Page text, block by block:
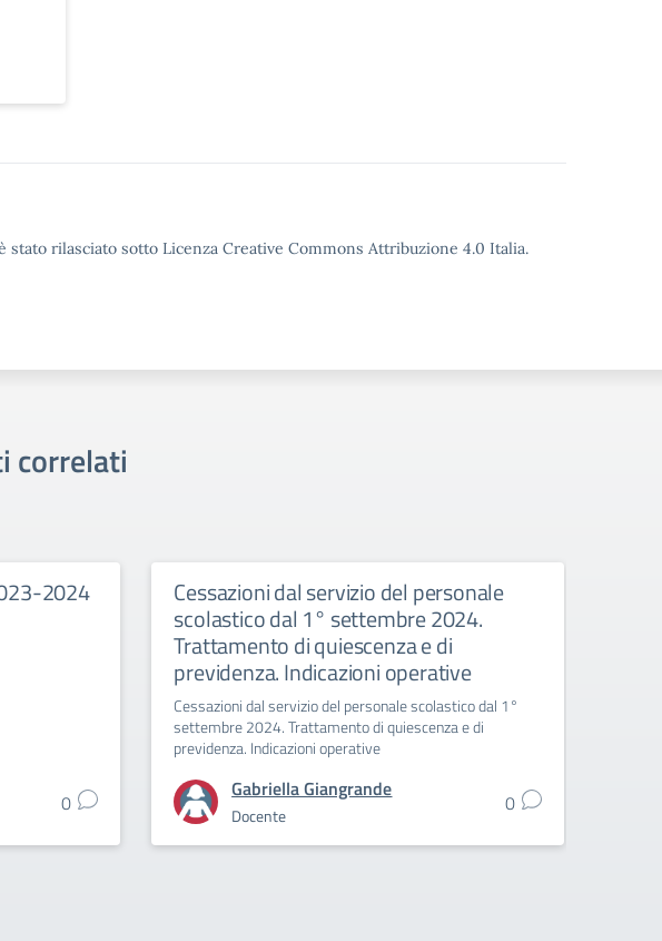
rilasciato sotto Licenza Creative Commons Attribuzione 4.0 Italia.
correlati
2024
0
Cessazioni dal servizio del personale
scolastico dal 1° settembre 2024.
Trattamento di quiescenza e di
previdenza. Indicazioni operative
Cessazioni dal servizio del personale scolastico dal 1°
settembre 2024. Trattamento di quiescenza e di
previdenza. Indicazioni operative
Gabriella Giangrande
Docente 0